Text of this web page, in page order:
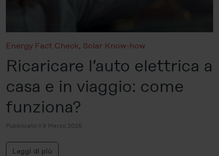
Energy Fact Check, Solar Know-how
Ricaricare l’auto elettrica a
casa e in viaggio: come
funziona?
Pubblicato il 9 Marzo 2026
Leggi di più